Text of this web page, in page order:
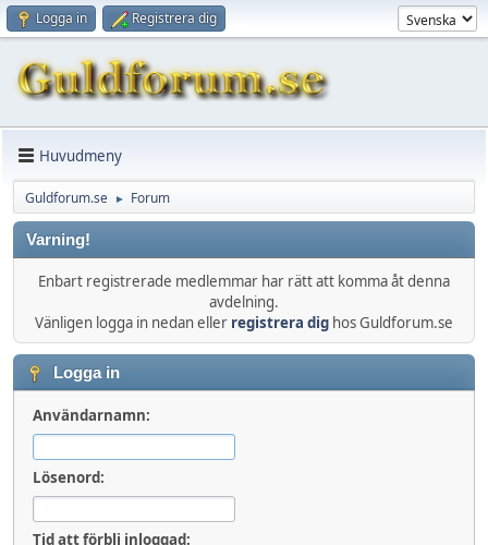
Logga in Registrera dig
Huvudmeny
Guldforum.se ► Forum
Varning!
Enbart registrerade medlemmar har rätt att komma åt denna
avdelning.
Vänligen logga in nedan eller registrera dig hos Guldforum.se
Logga in
Användarnamn:
Lösenord:
Tid att förbli inloggad: